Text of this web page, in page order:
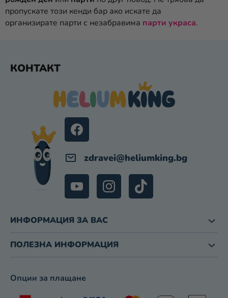
Е
Л
Е
З
А
О
Я
В
А
пропускате този кенди бар ако искате да
организирате парти с незабравима парти украса.
КОНТАКТ
zdravei@heliumking.bg
ИНФОРМАЦИЯ ЗА ВАС
ПОЛЕЗНА ИНФОРМАЦИЯ
Опции за плащане